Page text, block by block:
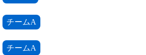
チームA
チームA